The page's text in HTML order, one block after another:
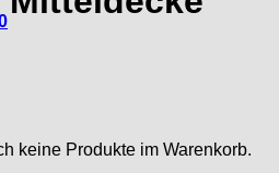
keine Produkte im Warenkorb.